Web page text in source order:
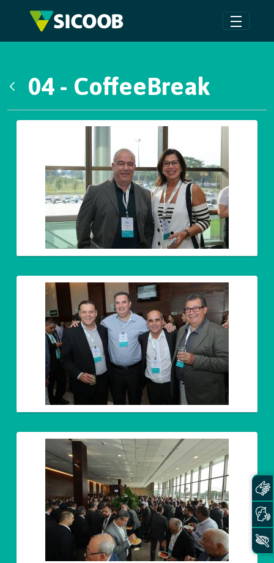
Pular para o Conteúdo principal
04 - CoffeeBreak
Galeria de Mídias